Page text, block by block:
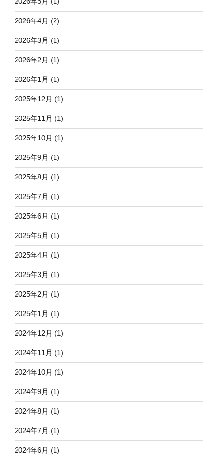
2026年4月 (2)
2026年3月 (1)
2026年2月 (1)
2026年1月 (1)
2025年12月 (1)
2025年11月 (1)
2025年10月 (1)
2025年9月 (1)
2025年8月 (1)
2025年7月 (1)
2025年6月 (1)
2025年5月 (1)
2025年4月 (1)
2025年3月 (1)
2025年2月 (1)
2025年1月 (1)
2024年12月 (1)
2024年11月 (1)
2024年10月 (1)
2024年9月 (1)
2024年8月 (1)
2024年7月 (1)
2024年6月 (1)